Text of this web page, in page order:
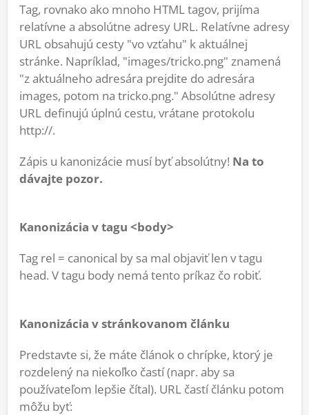
Tag, rovnako ako mnoho HTML tagov, prijíma
relatívne a absolútne adresy URL. Relatívne adresy
URL obsahujú cesty "vo vzťahu" k aktuálnej
stránke. Napríklad, "images/tricko.png" znamená
"z aktuálneho adresára prejdite do adresára
images, potom na tricko.png." Absolútne adresy
URL definujú úplnú cestu, vrátane protokolu
http://.
Zápis u kanonizácie musí byť absolútny! Na to
dávajte pozor.
Kanonizácia v tagu <body>
Tag rel = canonical by sa mal objaviť len v tagu
head. V tagu body nemá tento príkaz čo robiť.
Kanonizácia v stránkovanom článku
Predstavte si, že máte článok o chrípke, ktorý je
rozdelený na niekoľko častí (napr. aby sa
používateľom lepšie čítal). URL častí článku potom
môžu byť: